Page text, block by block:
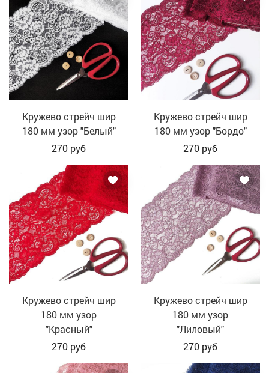
Кружево стрейч шир
180 мм узор "Белый"
270 руб
Кружево стрейч шир
180 мм узор "Бордо"
270 руб
Кружево стрейч шир
180 мм узор
"Красный"
270 руб
Кружево стрейч шир
180 мм узор
"Лиловый"
270 руб